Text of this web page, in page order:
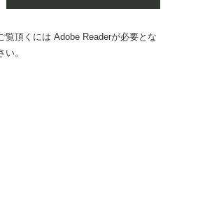
頂くには Adobe Readerが必要とな
。